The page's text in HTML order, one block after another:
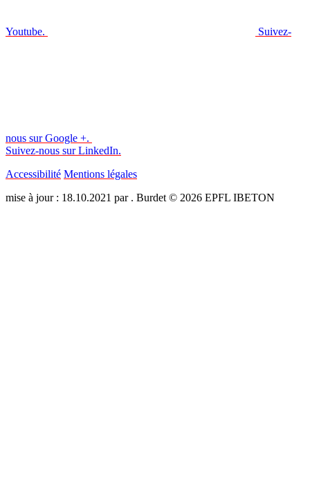
Youtube. Suivez-
nous sur Google +.
Suivez-nous sur LinkedIn.
Accessibilité Mentions légales
mise à jour : 18.10.2021 par . Burdet © 2026 EPFL IBETON